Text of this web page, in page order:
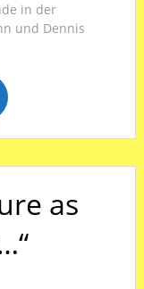
in der
und Dennis
as